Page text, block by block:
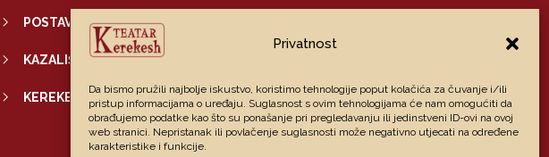
Privatnost
Da bismo pružili najbolje iskustvo, koristimo tehnologije poput kolačića za čuvanje i/ili
pristup informacijama o uređaju. Suglasnost s ovim tehnologijama će nam omogućiti da
obrađujemo podatke kao što su ponašanje pri pregledavanju ili jedinstveni ID-ovi na ovoj
web stranici. Nepristanak ili povlačenje suglasnosti može negativno utjecati na određene
karakteristike i funkcije.
POSTAVKE PRIVATNOSTI
KAZALIŠNA PUTOVNICA
KEREKESHOP
42000 Varaždin
Newsletter